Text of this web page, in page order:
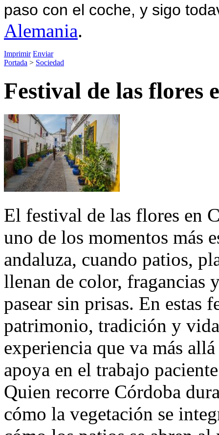
paso con el coche, y sigo
Alemania.
Imprimir Enviar
Portada > Sociedad
Festival de las flores
El festival de las flores en
uno de los momentos más
andaluza, cuando patios,
llenan de color, fragancias
pasear sin prisas. En estas
patrimonio, tradición y
experiencia que va más
apoya en el trabajo
Quien recorre Córdoba
cómo la vegetación se